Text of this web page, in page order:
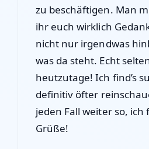
zu beschäftigen. Man
ihr euch wirklich
nicht nur irgendwas
was da steht. Echt
heutzutage! Ich find’s
definitiv öfter
jeden Fall weiter so, ich
Grüße!